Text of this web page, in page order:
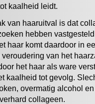
kaalheid leidt.
van haaruitval is dat
hebben
haar komt daardoor in
van het
het haar als ware
kaalheid tot gevolg.
overmatig alcohol
collageen.